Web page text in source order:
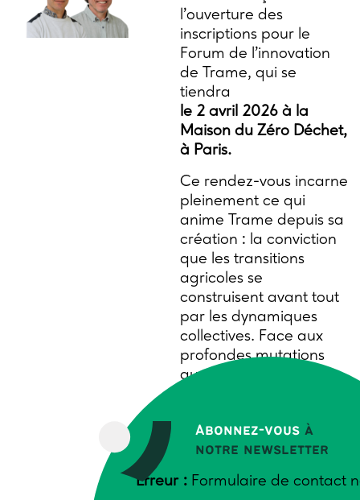
Abonnez-vous à
notre newsletter
Erreur : Formulaire de contact
l’ouverture des
inscriptions pour le
Forum de l’innovation
de Trame, qui se
tiendra
le 2 avril 2026 à la
Maison du Zéro Déchet,
à Paris.
Ce rendez-vous incarne
pleinement ce qui
anime Trame depuis sa
création : la conviction
que les transitions
agricoles se
construisent avant tout
par les dynamiques
collectives. Face aux
profondes mutations
que traverse
de créer des espaces
pour réfléchir
ensemble, croiser les
regards et faire